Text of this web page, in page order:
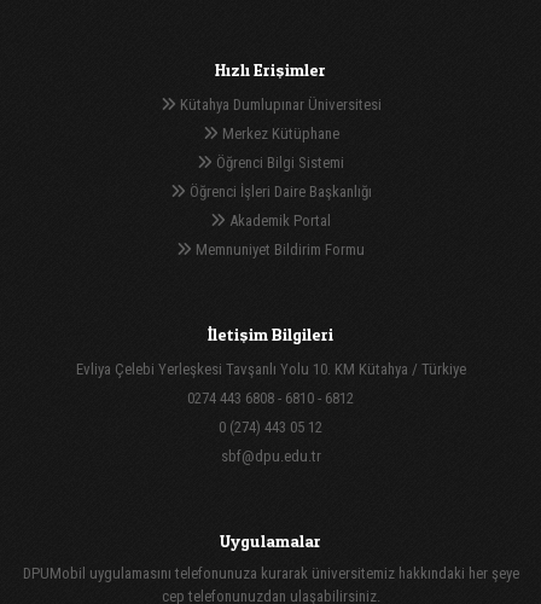
Hızlı Erişimler
Kütahya Dumlupınar Üniversitesi
Merkez Kütüphane
Öğrenci Bilgi Sistemi
Öğrenci İşleri Daire Başkanlığı
Akademik Portal
Memnuniyet Bildirim Formu
İletişim Bilgileri
Evliya Çelebi Yerleşkesi Tavşanlı Yolu 10. KM Kütahya / Türkiye
0274 443 6808 - 6810 - 6812
0 (274) 443 05 12
sbf@dpu.edu.tr
Uygulamalar
DPUMobil uygulamasını telefonunuza kurarak üniversitemiz hakkındaki her şeye
cep telefonunuzdan ulaşabilirsiniz.